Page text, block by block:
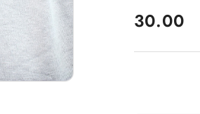
cena:
30.00